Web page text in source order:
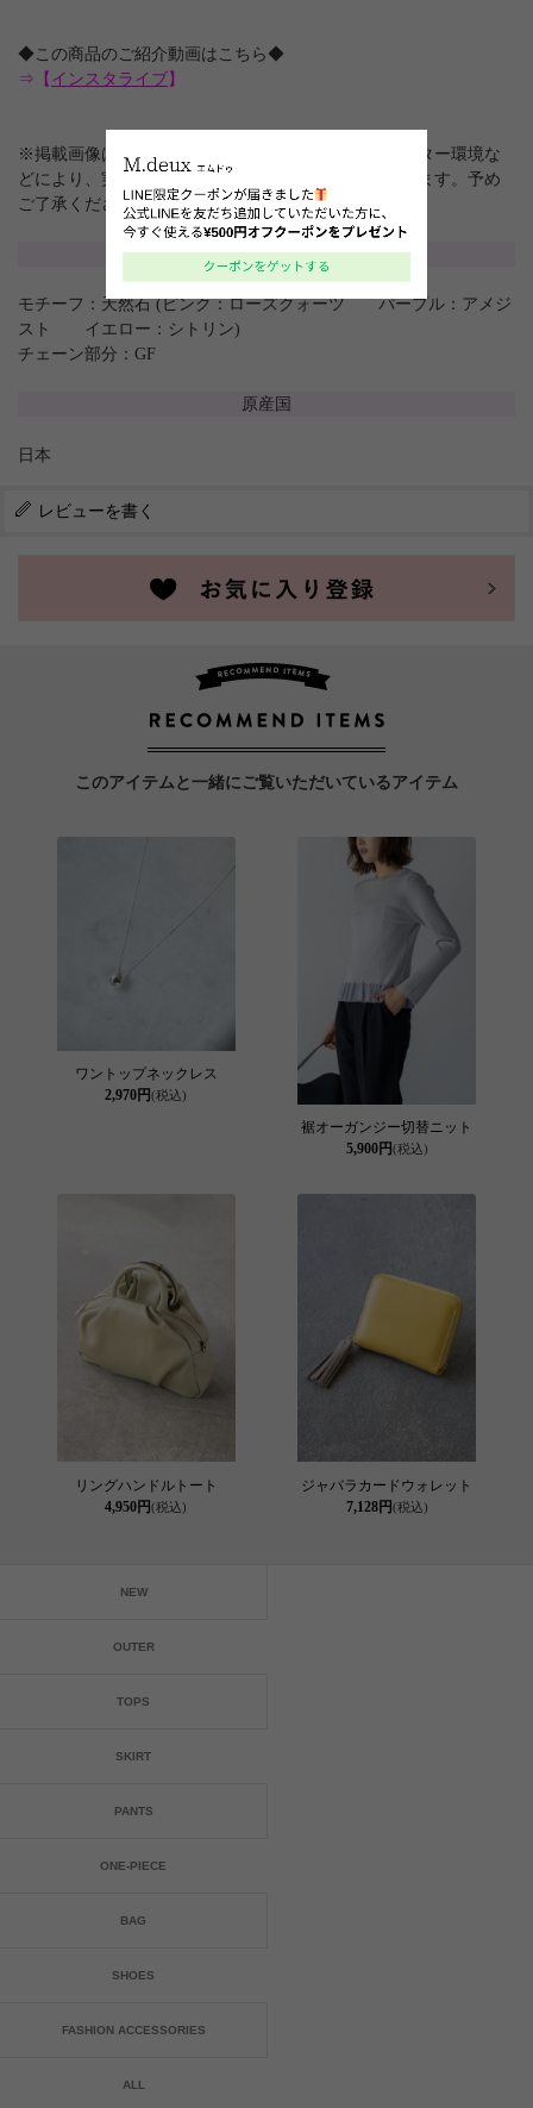
◆この商品のご紹介動画はこちら◆
⇒【 インスタライブ 】
※掲載画像は、屋内や屋外の光の加減やお客様のモニター環境な
どにより、実際の色味と異なって見える場合がございます。予め
ご了承ください。
素材
モチーフ：天然石 (ピンク：ローズクォーツ パープル：アメジ
スト イエロー：シトリン)
チェーン部分：GF
原産国
日本
レビューを書く
このアイテムと一緒にご覧いただいているアイテム
ワントップネックレス
2,970円(税込)
裾オーガンジー切替ニット
5,900円(税込)
リングハンドルトート
4,950円(税込)
ジャバラカードウォレット
7,128円(税込)
NEW
OUTER
TOPS
SKIRT
PANTS
ONE-PIECE
BAG
SHOES
FASHION ACCESSORIES
ALL